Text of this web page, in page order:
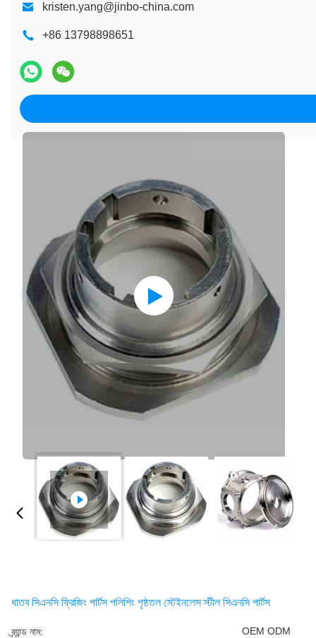
kristen.yang@jinbo-china.com
+86 13798898651
ধাতব সিএনসি ফ্রিজিং পার্টস পলিশিং পৃষ্ঠতল স্টেইনলেস স্টীল সিএনসি পার্টস
ব্র্যান্ড নাম: OEM ODM